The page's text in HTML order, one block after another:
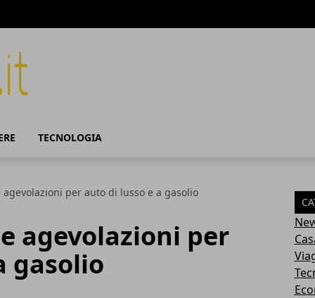
TECNOLOGIA
per auto di lusso e a gasolio
agevolazioni per
gasolio